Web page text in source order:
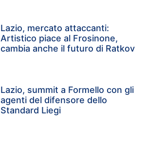
Lazio, mercato attaccanti:
Artistico piace al Frosinone,
cambia anche il futuro di Ratkov
Lazio, summit a Formello con gli
agenti del difensore dello
Standard Liegi